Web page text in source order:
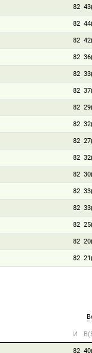
82
82
82
82
82
82
82
82
82
82
82
82
82
82
82
82
И
82